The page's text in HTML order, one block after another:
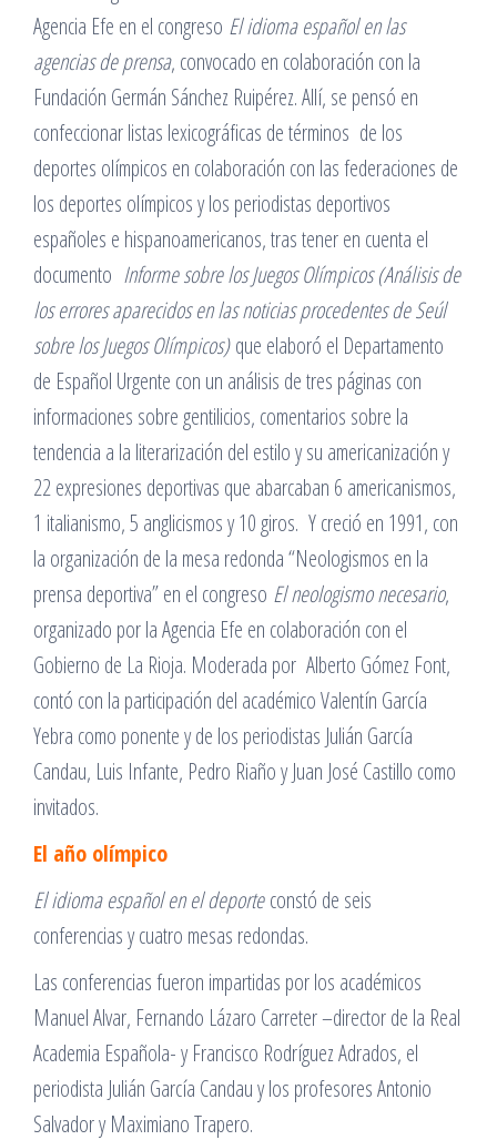
Agencia Efe en el congreso El idioma español en las
agencias de prensa, convocado en colaboración con la
Fundación Germán Sánchez Ruipérez. Allí, se pensó en
confeccionar listas lexicográficas de términos de los
deportes olímpicos en colaboración con las federaciones de
los deportes olímpicos y los periodistas deportivos
españoles e hispanoamericanos, tras tener en cuenta el
documento Informe sobre los Juegos Olímpicos (Análisis de
los errores aparecidos en las noticias procedentes de Seúl
sobre los Juegos Olímpicos)que elaboró el Departamento
de Español Urgente con un análisis de tres páginas con
informaciones sobre gentilicios, comentarios sobre la
tendencia a la literarización del estilo y su americanización y
22 expresiones deportivas que abarcaban 6 americanismos,
1 italianismo, 5 anglicismos y 10 giros. Y creció en 1991, con
la organización de la mesa redonda “Neologismos en la
prensa deportiva” en el congreso El neologismo necesario,
organizado por la Agencia Efe en colaboración con el
Gobierno de La Rioja. Moderada por Alberto Gómez Font,
contó con la participación del académico Valentín García
Yebra como ponente y de los periodistas Julián García
Candau, Luis Infante, Pedro Riaño y Juan José Castillo como
invitados.
El año olímpico
El idioma español en el deporteconstó de seis
conferencias y cuatro mesas redondas.
Las conferencias fueron impartidas por los académicos
Manuel Alvar, Fernando Lázaro Carreter –director de la Real
Academia Española- y Francisco Rodríguez Adrados, el
periodista Julián García Candau y los profesores Antonio
Salvador y Maximiano Trapero.